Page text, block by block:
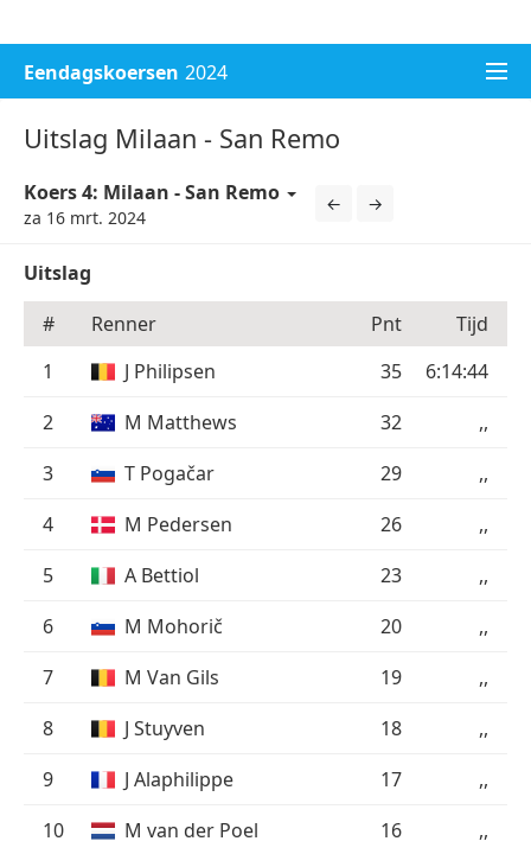
Eendagskoersen 2024
Uitslag Milaan - San Remo
Koers 4: Milaan - San Remo
za 16 mrt. 2024
← →
Uitslag
#
Renner Pnt
Tijd
1
J Philipsen 35
6:14:44
2
M Matthews 32
,,
3
T Pogačar 29
,,
4
M Pedersen 26
,,
5
A Bettiol 23
,,
6
M Mohorič 20
,,
7
M Van Gils 19
,,
8
J Stuyven 18
,,
9
J Alaphilippe 17
,,
10
M van der Poel 16
,,